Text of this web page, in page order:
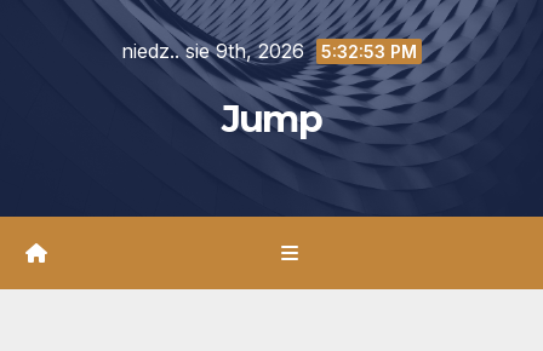
niedz.. sie 9th, 2026 5:32:54 PM
Jump